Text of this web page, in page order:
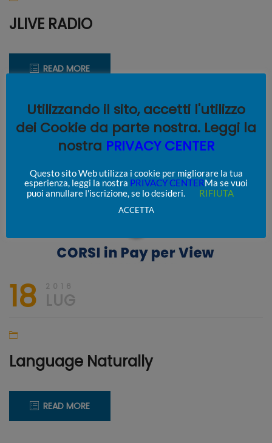
JLIVE RADIO
READ MORE
19
CREARE
18 2016
LUG
Language Naturally
READ MORE
Utilizzando il sito, accetti l'utilizzo
dei Cookie da parte nostra. Leggi la
nostra PRIVACY CENTER
Questo sito Web utilizza i cookie per migliorare la tua
esperienza, leggi la nostra PRIVACY CENTERMa se vuoi
puoi annullare l'iscrizione, se lo desideri.
RIFIUTA
ACCETTA